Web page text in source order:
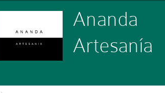
Ananda
Artesanía